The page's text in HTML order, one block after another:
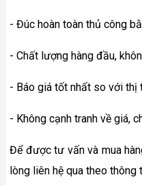
- Đúc hoàn toàn thủ công
- Chất lượng hàng đầu,
- Báo giá tốt nhất so với thị
- Không cạnh tranh về giá,
Để được tư vấn và mua
lòng liên hệ qua theo thông